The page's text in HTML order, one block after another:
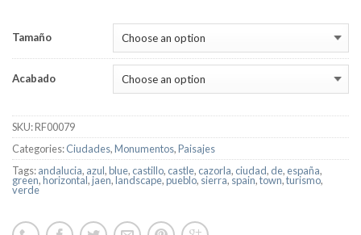
Tamaño
Acabado
SKU:RF00079
Categories:Ciudades,Monumentos,Paisajes
Tags:andalucia, azul,blue, castillo, castle, cazorla, ciudad, de, españa,
green,horizontal,jaen,landscape,pueblo, sierra,spain,town,turismo,
verde